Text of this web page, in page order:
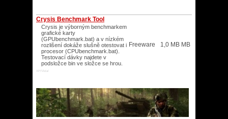
Crysis Benchmark Tool
Crysis je výborným benchmarkem
grafické karty
(GPUbenchmark.bat) a v nízkém
rozlišení dokáže slušně otestovat i
procesor (CPUbenchmark.bat).
Testovací dávky najdete v
podsložce bin ve složce se hrou.
XP/Vista/
Freeware 1,0 MB MB